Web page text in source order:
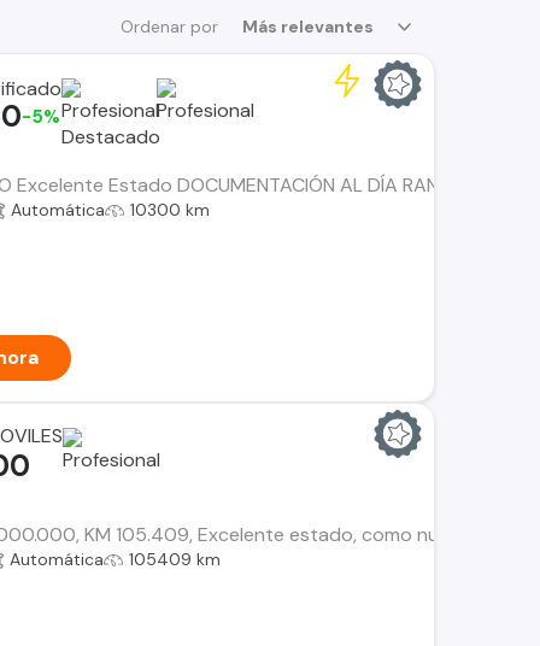
Ordenar por Más relevantes
Excelente Estado DOCUMENTACIÓN AL DÍA RANGER
-5%
Automática 10300 km
KM 105.409, Excelente estado, como nueva, kit
Automática 105409 km